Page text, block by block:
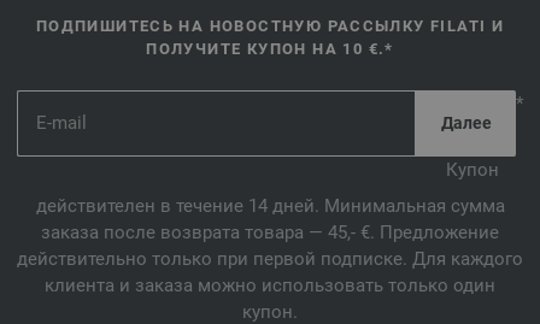
ПОДПИШИТЕСЬ НА НОВОСТНУЮ РАССЫЛКУ FILATI И
ПОЛУЧИТЕ КУПОН НА 10 €.*
*
Купон
действителен в течение 14 дней. Минимальная сумма
заказа после возврата товара — 45,- €. Предложение
действительно только при первой подписке. Для каждого
клиента и заказа можно использовать только один
купон.